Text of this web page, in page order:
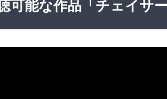
可能な作品「チェイサ